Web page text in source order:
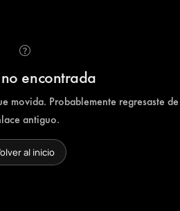
encontrada
movida. Probablemente regresaste
antiguo.
al inicio